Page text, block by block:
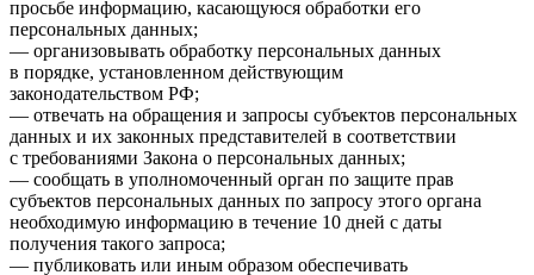
просьбе информацию, касающуюся обработки его
персональных данных;
— организовывать обработку персональных данных
в порядке, установленном действующим
законодательством РФ;
— отвечать на обращения и запросы субъектов персональных
данных и их законных представителей в соответствии
с требованиями Закона о персональных данных;
— сообщать в уполномоченный орган по защите прав
субъектов персональных данных по запросу этого органа
необходимую информацию в течение 10 дней с даты
получения такого запроса;
— публиковать или иным образом обеспечивать